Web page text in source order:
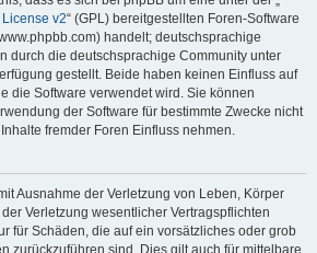
v2“ (GPL) bereitgestellten Foren-Software
handelt; deutschsprachige
durch die deutschsprachige Community unter
gestellt. Beide haben keinen Einfluss auf
die Software verwendet wird. Sie können
der Software für bestimmte Zwecke nicht
fremder Foren Einfluss nehmen.
Ausnahme der Verletzung von Leben, Körper
Verletzung wesentlicher Vertragspflichten
für Schäden, die auf ein vorsätzliches oder grob
zurückzuführen sind. Dies gilt auch für mittelbare